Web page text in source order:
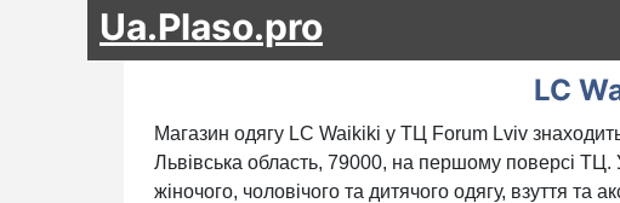
Ua.Plaso.pro
LC
Магазин одягу LC Waikiki у ТЦ Forum Lviv
Львівська область, 79000, на першому поверсі
жіночого, чоловічого та дитячого одягу, взуття та